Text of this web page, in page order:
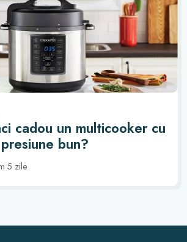
cadou un multicooker cu
bun?
5 zile